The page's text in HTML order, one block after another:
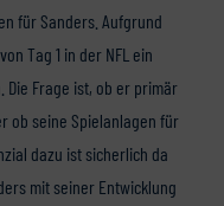
für Sanders. Aufgrund
Tag 1 in der NFL ein
Die Frage ist, ob er primär
ob seine Spielanlagen für
dazu ist sicherlich da
mit seiner Entwicklung